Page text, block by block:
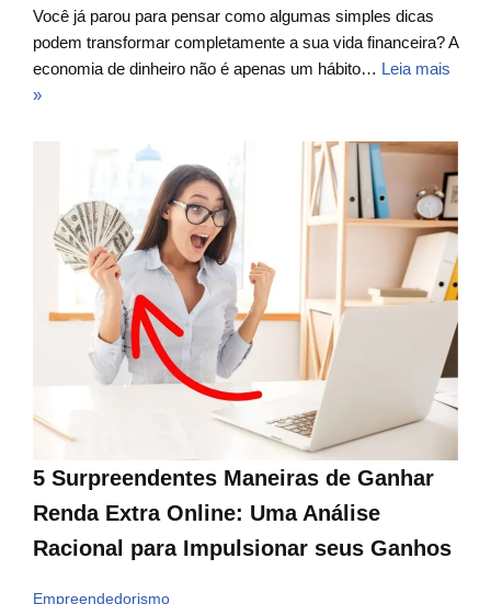
Você já parou para pensar como algumas simples dicas
podem transformar completamente a sua vida financeira? A
economia de dinheiro não é apenas um hábito… Leia mais
»
5 Surpreendentes Maneiras de Ganhar
Renda Extra Online: Uma Análise
Racional para Impulsionar seus Ganhos
Empreendedorismo